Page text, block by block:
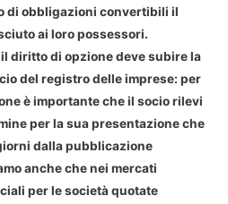
di obbligazioni convertibili il
ai loro possessori.
diritto di opzione deve subire la
del registro delle imprese: per
è importante che il socio rilevi
per la sua presentazione che
dalla pubblicazione
anche che nei mercati
per le società quotate